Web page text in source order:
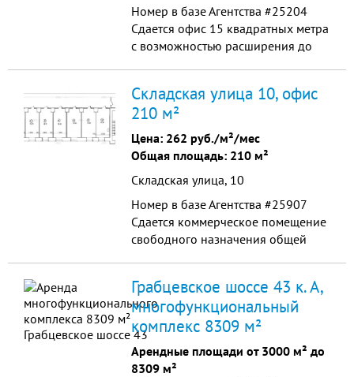
Номер в базе Агентства #25204
Сдается офис 15 квадратных метра
с возможностью расширения до
оборудован столами и стульями,
есть возможность сдачи пустого
пространства. Рядом большое
парковочное пространство.
Складская улица 10, офис
210 м²
Цена: 262 руб./м²/мес
Общая площадь: 210 м²
Складская улица, 10
Номер в базе Агентства #25907
Сдается коммерческое помещение
свободного назначения общей
Помещение разделено на 10
кабинетов по 13-25 квадратных
метра. Есть возможность аренды
части помещения от 5 офисов Два
сан узла (мужской/женский). Оф...
Грабцевское шоссе 43 к. А,
многофункциональный
комплекс 8309 м²
Арендные площади от 3000 м² до
8309 м²